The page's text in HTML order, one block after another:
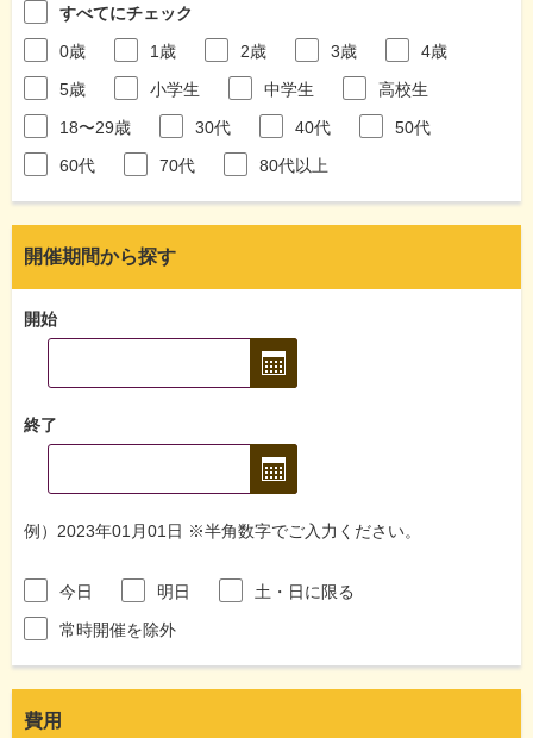
すべてにチェック
0歳
1歳 2歳 3歳
4歳
5歳
小学生 中学生
高校生
18〜29歳
30代 40代
50代
60代
70代 80代以上
開催期間から探す
開始
終了
例）2023年01月01日 ※半角数字でご入力ください。
今日 明日
土・日に限る
常時開催を除外
費用